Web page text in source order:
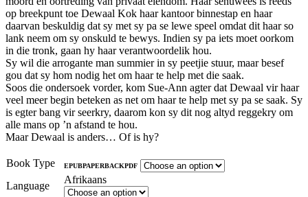
op breekpunt toe Dewaal Kok haar kantoor binnestap en haar
daarvan beskuldig dat sy met sy pa se lewe speel omdat dit haar so
lank neem om sy onskuld te bewys. Indien sy pa iets moet oorkom
in die tronk, gaan hy haar verantwoordelik hou.
Sy wil die arrogante man summier in sy peetjie stuur, maar besef
gou dat sy hom nodig het om haar te help met die saak.
Soos die ondersoek vorder, kom Sue-Ann agter dat Dewaal vir haar
veel meer begin beteken as net om haar te help met sy pa se saak. Sy
is egter bang vir seerkry, daarom kon sy dit nog altyd reggekry om
alle mans op ’n afstand te hou.
Maar Dewaal is anders… Of is hy?
Book Type EPUBPAPERBACKPDF
Language
Afrikaans